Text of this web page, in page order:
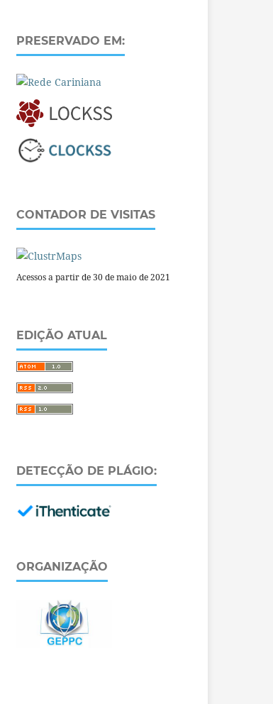
PRESERVADO EM:
CONTADOR DE VISITAS
Acessos a partir de 30 de maio de 2021
EDIÇÃO ATUAL
DETECÇÃO DE PLÁGIO:
ORGANIZAÇÃO